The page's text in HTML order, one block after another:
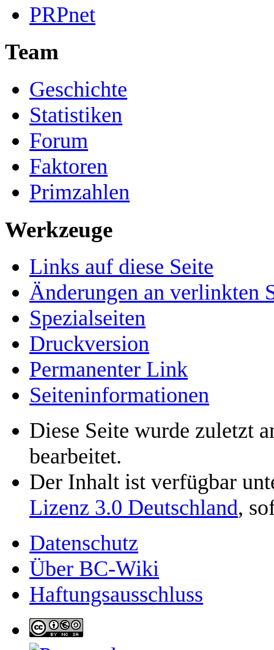
PRPnet
Team
Geschichte
Statistiken
Forum
Faktoren
Primzahlen
Werkzeuge
Links auf diese Seite
Änderungen an verlinkten
Spezialseiten
Druckversion
Permanenter Link
Seiten­informationen
Diese Seite wurde zuletzt
bearbeitet.
Der Inhalt ist verfügbar
Lizenz 3.0 Deutschland,
Datenschutz
Über BC-Wiki
Haftungsausschluss